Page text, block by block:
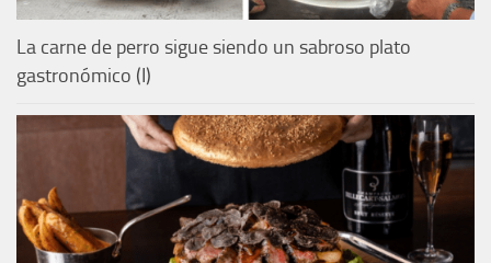
La carne de perro sigue siendo un sabroso plato
gastronómico (I)